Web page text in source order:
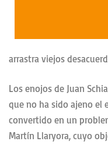
arrastra viejos
Los enojos de Juan
que no ha sido ajeno el
convertido en un
Martín Llaryora, cuyo